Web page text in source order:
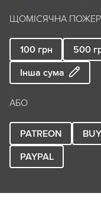
ЩОМІСЯЧНА
100 грн 500
Інша сума
АБО
PATREON
PAYPAL